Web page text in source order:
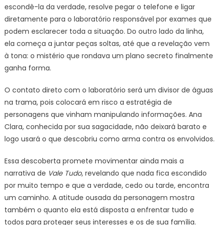
escondê-la da verdade, resolve pegar o telefone e ligar
diretamente para o laboratório responsável por exames que
podem esclarecer toda a situação. Do outro lado da linha,
ela começa a juntar peças soltas, até que a revelação vem
à tona: o mistério que rondava um plano secreto finalmente
ganha forma.
O contato direto com o laboratório será um divisor de águas
na trama, pois colocará em risco a estratégia de
personagens que vinham manipulando informações. Ana
Clara, conhecida por sua sagacidade, não deixará barato e
logo usará o que descobriu como arma contra os envolvidos.
Essa descoberta promete movimentar ainda mais a
narrativa de Vale Tudo, revelando que nada fica escondido
por muito tempo e que a verdade, cedo ou tarde, encontra
um caminho. A atitude ousada da personagem mostra
também o quanto ela está disposta a enfrentar tudo e
todos para proteger seus interesses e os de sua família.